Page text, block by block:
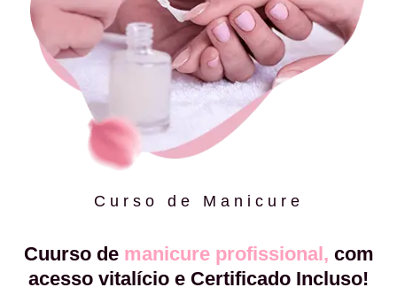
Curso de Manicure
Cuurso de manicure profissional, com
acesso vitalício e Certificado Incluso!